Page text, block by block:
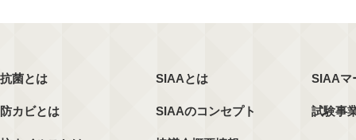
抗菌とは
防カビとは
SIAAとは
SIAAのコンセプト
SIAAマ
試験事